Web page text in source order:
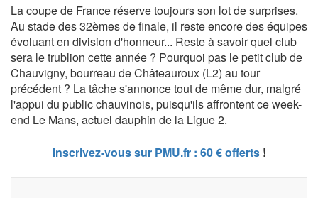
La coupe de France réserve toujours son lot de surprises.
Au stade des 32èmes de finale, il reste encore des équipes
évoluant en division d'honneur... Reste à savoir quel club
sera le trublion cette année ? Pourquoi pas le petit club de
Chauvigny, bourreau de Châteauroux (L2) au tour
précédent ? La tâche s'annonce tout de même dur, malgré
l'appui du public chauvinois, puisqu'ils affrontent ce week-
end Le Mans, actuel dauphin de la Ligue 2.
Inscrivez-vous sur PMU.fr : 60 € offerts!